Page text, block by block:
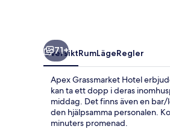
71+
ÖversiktRumLägeRegler
Apex Grassmarket Hotel
kan ta ett dopp i deras
middag. Det finns även en
den hjälpsamma personalen.
minuters promenad.